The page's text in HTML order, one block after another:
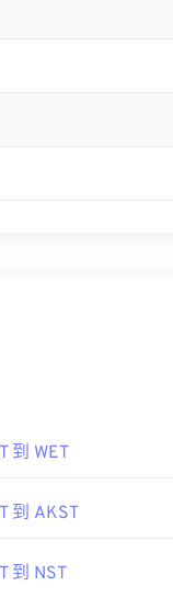
到 WET
到 AKST
到 NST